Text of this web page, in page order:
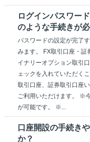
ログインパスワー
のような手続きが必
パスワードの設定が完了
みます。 FX取引口座・証
イナリーオプション取引
ェックを入れていただく
取引口座、証券取引口座
ご利用いただけます。 ※
が可能です。 ※...
口座開設の手続き
か？